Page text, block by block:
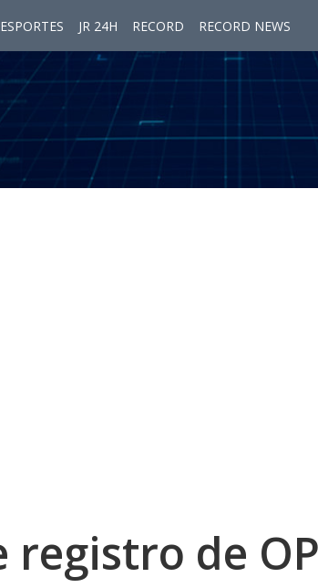
ESPORTES JR 24H RECORD RECORD NEWS
registro de